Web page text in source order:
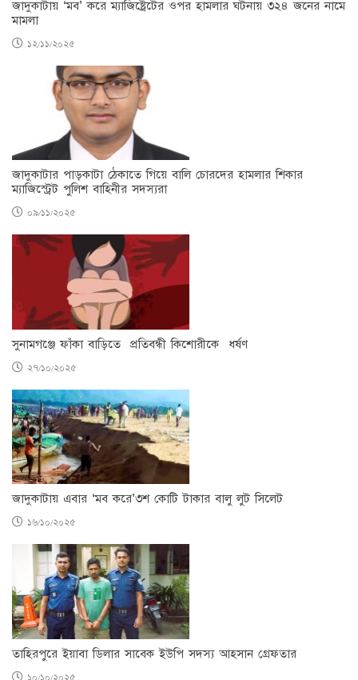
জাদুকাটায় ‘মব’ করে ম্যাজিষ্ট্রেটের ওপর হামলার ঘটনায় ৩২৪ জনের নামে
মামলা
১২/১১/২০২৫
জাদুকাটার পাড়কাটা ঠেকাতে গিয়ে বালি চোরদের হামলার শিকার
ম্যাজিস্ট্রেট পুলিশ বাহিনীর সদস্যরা
০৯/১১/২০২৫
সুনামগঞ্জে ফাঁকা বাড়িতে প্রতিবন্ধী কিশোরীকে ধর্ষণ
২৭/১০/২০২৫
জাদুকাটায় এবার ‘মব করে’৩শ কোটি টাকার বালু লুট সিলেট
১৬/১০/২০২৫
তাহিরপুরে ইয়াবা ডিলার সাবেক ইউপি সদস্য আহসান গ্রেফতার
১০/১০/২০২৫